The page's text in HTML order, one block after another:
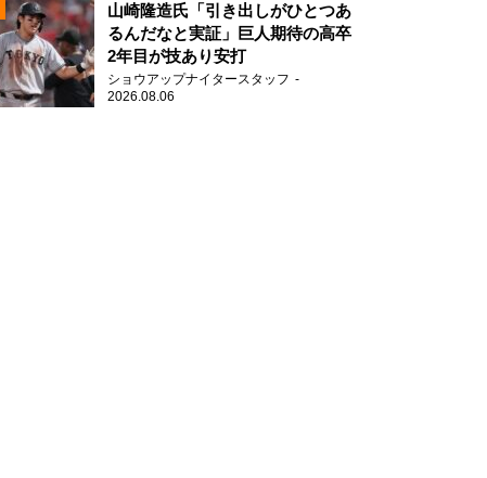
山崎隆造氏「引き出しがひとつあ
るんだなと実証」巨人期待の高卒
2年目が技あり安打
ショウアップナイタースタッフ
2026.08.06